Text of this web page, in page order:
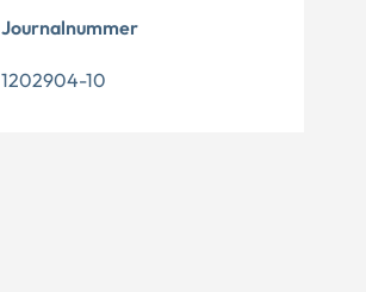
Journalnummer
1202904-10